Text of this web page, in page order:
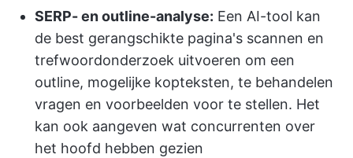
SERP- en outline-analyse: Een AI-tool kan
de best gerangschikte pagina's scannen en
trefwoordonderzoek uitvoeren om een
outline, mogelijke kopteksten, te behandelen
vragen en voorbeelden voor te stellen. Het
kan ook aangeven wat concurrenten over
het hoofd hebben gezien